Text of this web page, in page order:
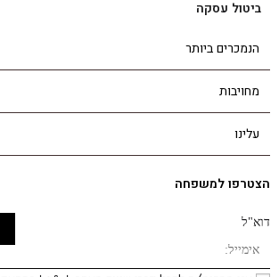
ביטול עסקה
הנמכרים ביותר
מחויבות
עלינו
הצטרפו למשפחה
דוא"ל